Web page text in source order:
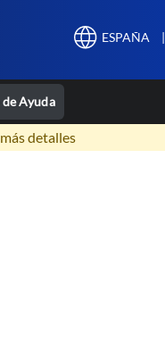
ESPAÑA |
Ayuda
detalles